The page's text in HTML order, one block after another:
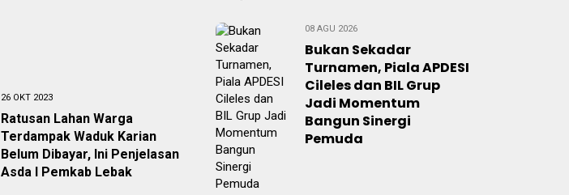
26 OKT 2023
Ratusan Lahan Warga
Terdampak Waduk Karian
Belum Dibayar, Ini Penjelasan
Asda I Pemkab Lebak
08 AGU 2026
Bukan Sekadar
Turnamen, Piala APDESI
Cileles dan BIL Grup
Jadi Momentum
Bangun Sinergi
Pemuda